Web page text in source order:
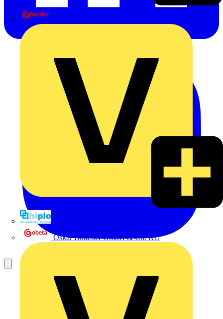
Oskar Böttcher GmbH & Co. KG